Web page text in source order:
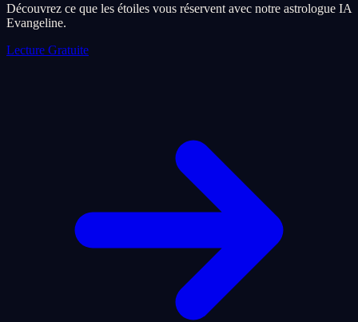
Découvrez ce que les étoiles vous réservent avec notre astrologue IA
Evangeline.
Lecture Gratuite